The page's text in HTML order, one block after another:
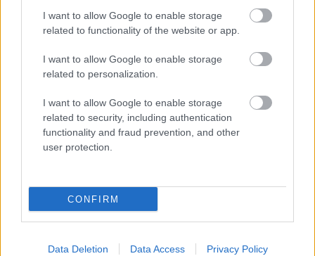
I want to allow Google to enable storage
related to functionality of the website or app.
I want to allow Google to enable storage
related to personalization.
I want to allow Google to enable storage
related to security, including authentication
functionality and fraud prevention, and other
user protection.
CONFIRM
Data Deletion Data Access Privacy Policy
αλλάζει στο πρόγραμμα
Σωφρονιστικά καταστήματα: 416
προσλήψεις χωρίς πτυχίο - Πού κάνετε
αίτηση
Tags
Σάμος Βιασμός Κακοποίηση ανηλίκου